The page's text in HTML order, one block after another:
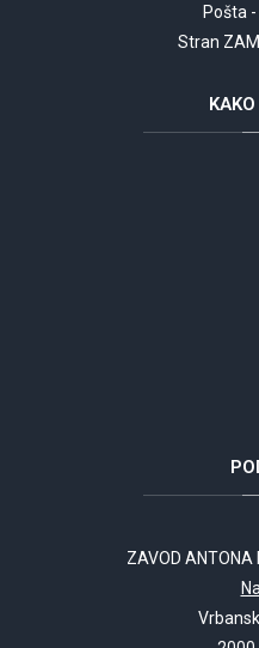
Pošta
Stran
KAKO
ZAVOD ANTONA